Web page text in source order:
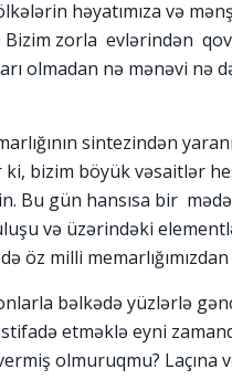
həyatımıza və
zorla evlərindən
olmadan nə mənəvi nə
sintezindən
bizim böyük vəsaitlər
Bu gün hansısa bir
və üzərindəki
öz milli
bəlkədə yüzlərlə
etməklə eyni
olmuruqmu? Laçına